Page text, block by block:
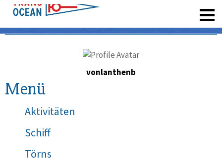
vonlanthenb
Menü
Aktivitäten
Schiff
Törns